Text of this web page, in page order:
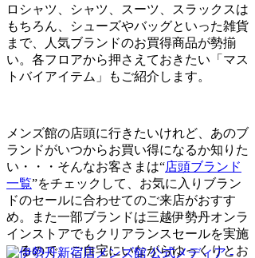
ロシャツ、シャツ、スーツ、スラックスは
もちろん、シューズやバッグといった雑貨
まで、人気ブランドのお買得商品が勢揃
い。各フロアから押さえておきたい「マス
トバイアイテム」もご紹介します。
メンズ館の店頭に行きたいけれど、あのブ
ランドがいつからお買い得になるか知りた
い・・・そんなお客さまは“店頭ブランド
一覧”をチェックして、お気に入りブラン
ドのセールに合わせてのご来店がおすす
め。また一部ブランドは三越伊勢丹オンラ
インストアでもクリアランスセールを実施
するので、ご自宅にいながらゆっくりとお